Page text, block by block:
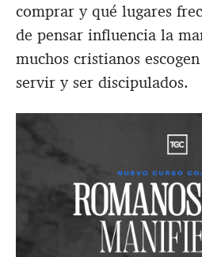
comprar y qué lugares
de pensar influencia la
muchos cristianos
servir y ser discipulados.